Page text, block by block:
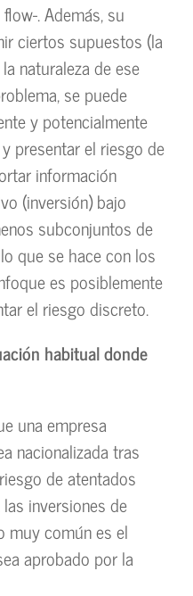
. Además, su
ciertos supuestos (la
naturaleza de ese
se puede
y potencialmente
presentar el riesgo de
información
(inversión) bajo
subconjuntos de
que se hace con los
es posiblemente
el riesgo discreto.
habitual donde
una empresa
nacionalizada tras
de atentados
inversiones de
muy común es el
aprobado por la